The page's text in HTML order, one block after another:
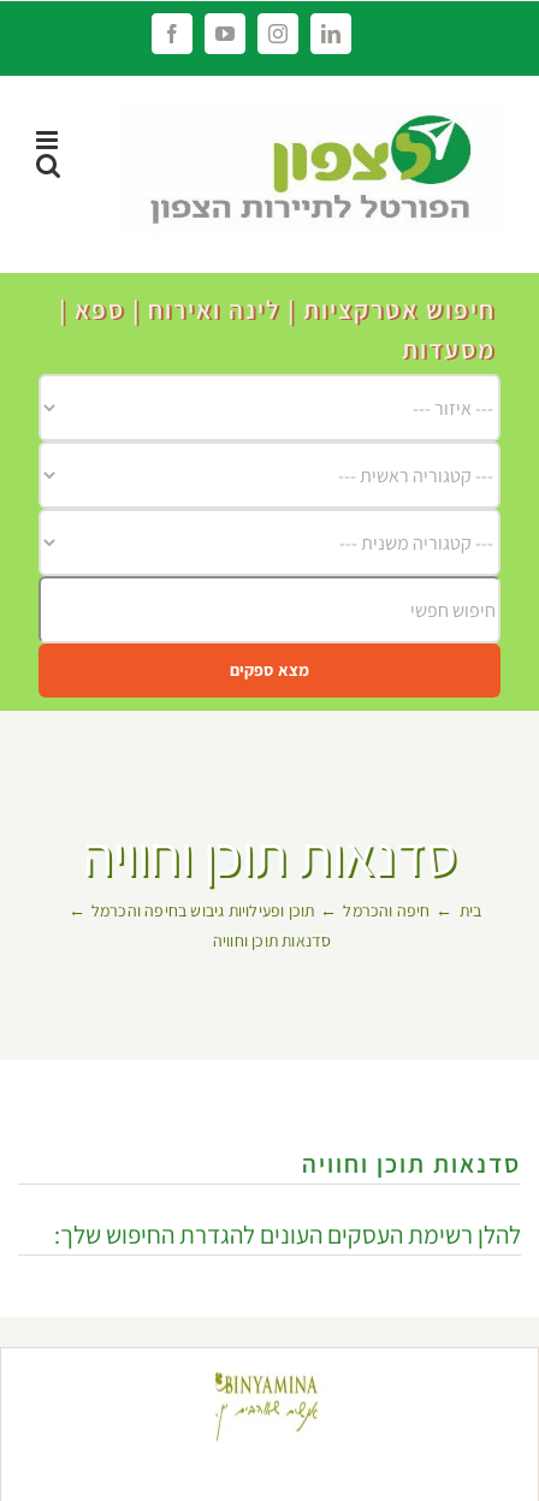
LinkedIn
Instagram
YouTube
Facebook
חיפוש אטרקציות | לינה ואירוח | ספא |
מסעדות
מצא ספקים
סדנאות תוכן וחוויה
בית חיפה והכרמל
תוכן ופעילויות גיבוש בחיפה והכרמל
סדנאות תוכן וחוויה
סדנאות תוכן וחוויה
להלן רשימת העסקים העונים להגדרת החיפוש שלך: